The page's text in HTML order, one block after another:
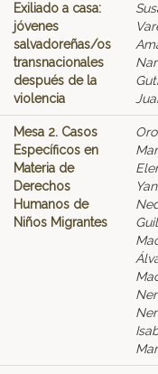
Exiliado a casa:
jóvenes
salvadoreñas/os
transnacionales
después de la
violencia
Mesa 2. Casos
Específicos en
Materia de
Derechos
Humanos de
Niños Migrantes